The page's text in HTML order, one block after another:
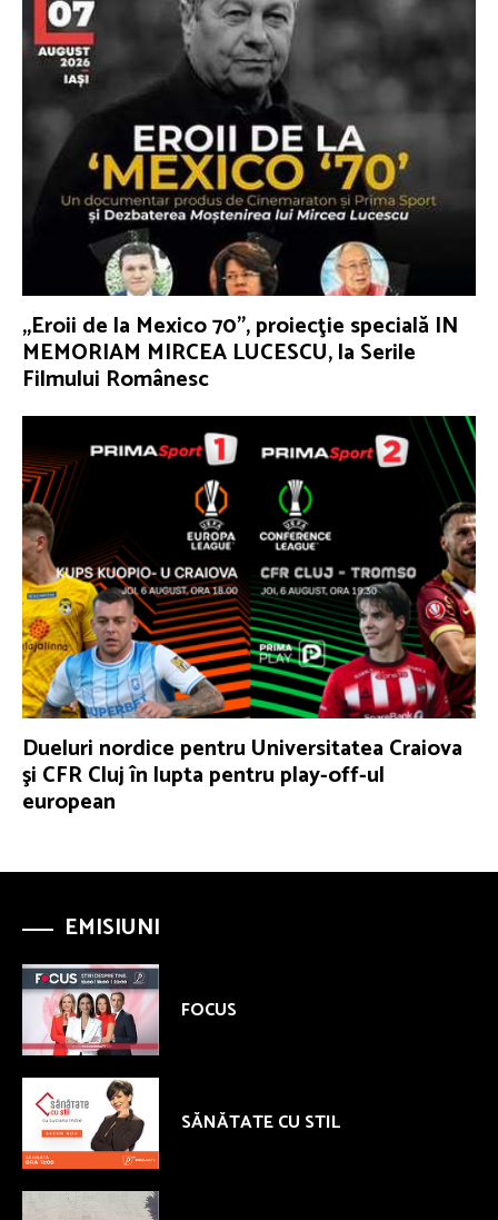
„Eroii de la Mexico 70”, proiecţie specială IN
MEMORIAM MIRCEA LUCESCU, la Serile
Filmului Românesc
Dueluri nordice pentru Universitatea Craiova
şi CFR Cluj în lupta pentru play-off-ul
european
EMISIUNI
FOCUS
SĂNĂTATE CU STIL